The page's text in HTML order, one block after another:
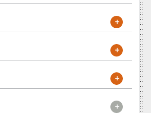
+
+
+
+